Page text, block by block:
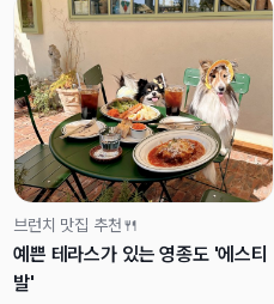
브런치 맛집 추천🍴
예쁜 테라스가 있는 영종도 '에스티
발'